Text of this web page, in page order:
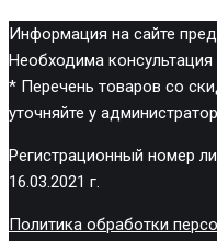
Информация на сайте
Необходима
* Перечень товаров со
уточняйте у
Регистрационный номер
16.03.2021 г.
Политика обработки